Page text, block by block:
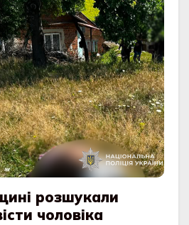
розшукали
чоловіка